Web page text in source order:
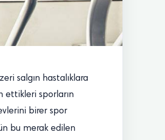
salgın hastalıklara
ettikleri sporların
birer spor
bu merak edilen